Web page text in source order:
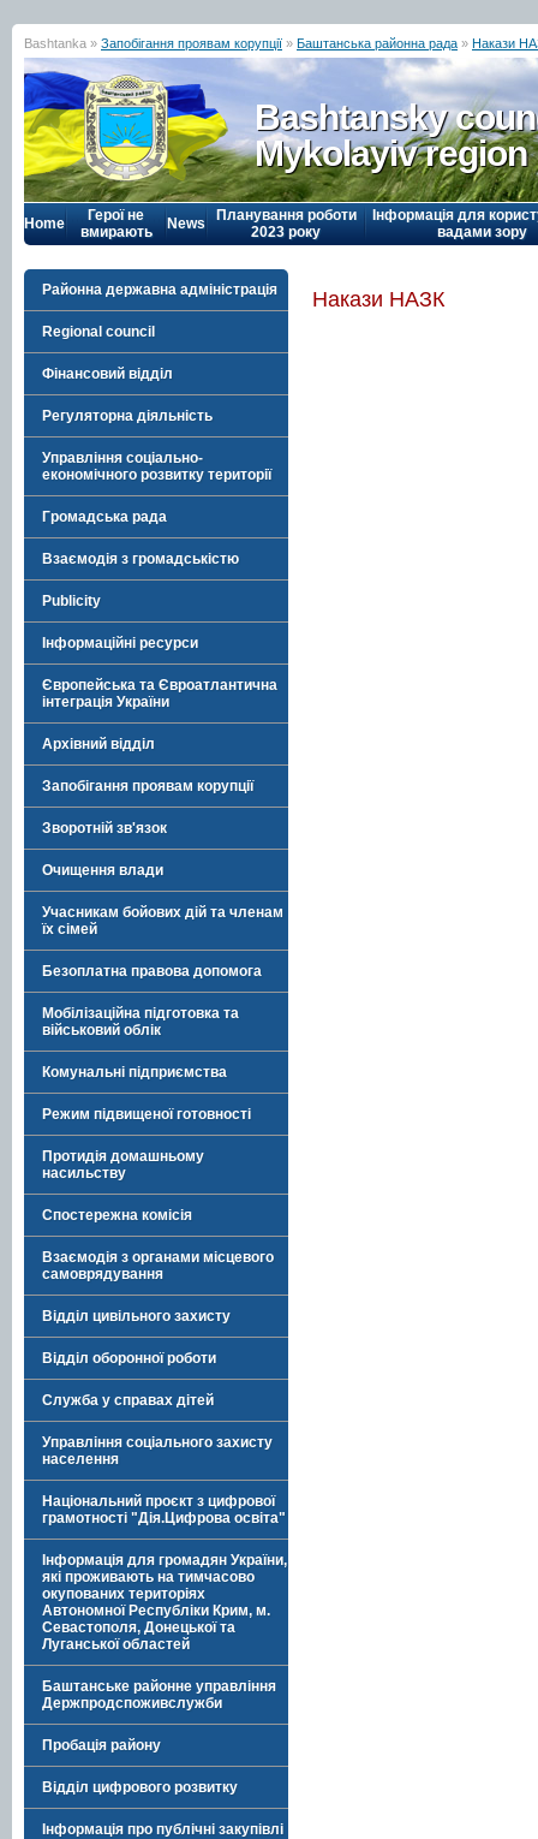
Bashtanka » Запобігання проявам корупції » Баштанська районна рада » Накази
Bashtansky
Mykolayiv region
Home
Герої не
вмирають
News
Планування роботи
2023 року
Інформація для
вадами зору
Районна державна адміністрація
Regional council
Фінансовий відділ
Регуляторна діяльність
Управління соціально-
економічного розвитку території
Громадська рада
Взаємодія з громадськістю
Publicity
Інформаційні ресурси
Європейська та Євроатлантична
інтеграція України
Архівний відділ
Запобігання проявам корупції
Зворотній зв'язок
Очищення влади
Учасникам бойових дій та членам
їх сімей
Безоплатна правова допомога
Мобілізаційна підготовка та
військовий облік
Комунальні підприємства
Режим підвищеної готовності
Протидія домашньому
насильству
Спостережна комісія
Взаємодія з органами місцевого
самоврядування
Відділ цивільного захисту
Відділ оборонної роботи
Служба у справах дітей
Управління соціального захисту
населення
Національний проєкт з цифрової
грамотності "Дія.Цифрова освіта"
Інформація для громадян України,
які проживають на тимчасово
окупованих територіях
Автономної Республіки Крим, м.
Севастополя, Донецької та
Луганської областей
Баштанське районне управління
Держпродспоживслужби
Пробація району
Відділ цифрового розвитку
Інформація про публічні закупівлі
Накази НАЗК